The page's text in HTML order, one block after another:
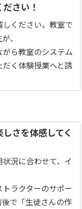
さい！
ください。教室で
、
ら教室のシステム
く体験授業へと誘
さを体感してく
況に合わせて、イ
ラクターのサポー
で「生徒さんの作